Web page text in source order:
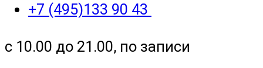
+7 (495)133 90 43
с 10.00 до 21.00, по записи